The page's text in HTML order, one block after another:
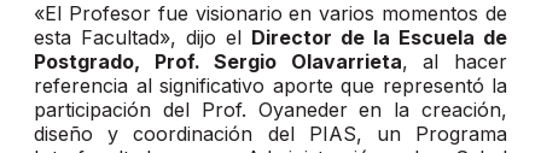
«El Profesor fue visionario en varios momentos de
esta Facultad», dijo el Director de la Escuela de
Postgrado, Prof. Sergio Olavarrieta, al hacer
referencia al significativo aporte que representó la
participación del Prof. Oyaneder en la creación,
diseño y coordinación del PIAS, un Programa